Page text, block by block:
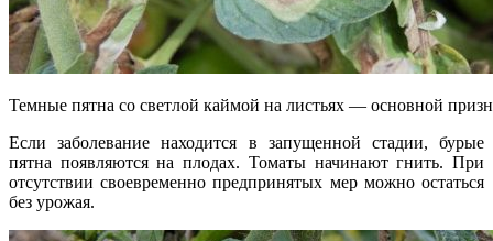
Темные пятна со светлой каймой на листьях — основной
Если заболевание находится в запущенной стадии, бурые
пятна появляются на плодах. Томаты начинают гнить. При
отсутствии своевременно предпринятых мер можно остаться
без урожая.